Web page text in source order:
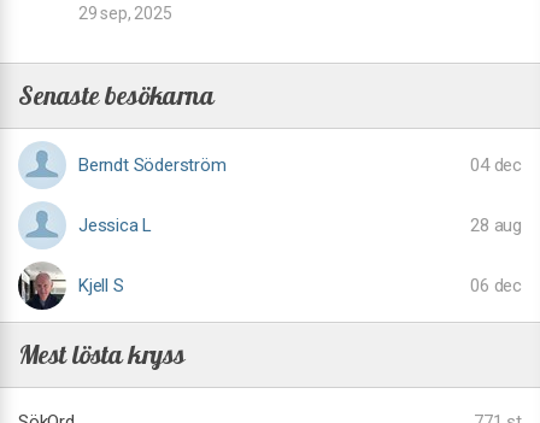
29 sep, 2025
Senaste besökarna
Berndt Söderström 04 dec
Jessica L 28 aug
Kjell S 06 dec
Mest lösta kryss